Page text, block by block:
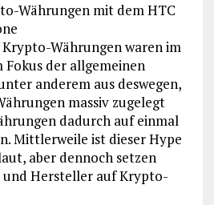
Währungen mit dem HTC
Währungen waren im
der allgemeinen
anderem aus deswegen,
massiv zugelegt
dadurch auf einmal
Mittlerweile ist dieser Hype
aber dennoch setzen
Hersteller auf Krypto-